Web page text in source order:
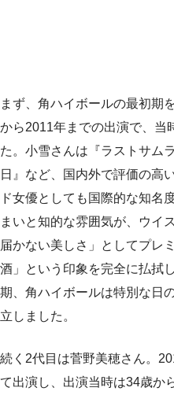
まず、角ハイボールの最初期
から2011年までの出演で、当
た。小雪さんは『ラストサム
日』など、国内外で評価の高
ド女優としても国際的な知名
まいと知的な雰囲気が、ウイ
届かない美しさ」としてプレ
酒」という印象を完全に払拭
期、角ハイボールは特別な日
立しました。
続く2代目は菅野美穂さん。
て出演し、出演当時は34歳か